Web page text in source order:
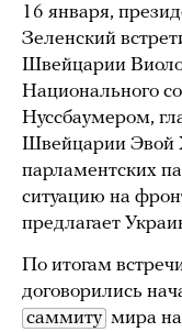
16 января,
Зеленский
Швейцарии
Национального
Нуссбаумером,
Швейцарии Эвой
парламентских
ситуацию на
предлагает
По итогам
договорились
саммиту мира на